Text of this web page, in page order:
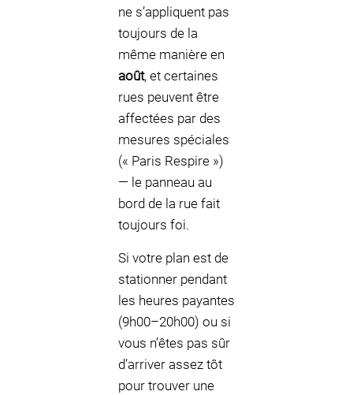
ne s’appliquent pas
toujours de la
même manière en
août, et certaines
rues peuvent être
affectées par des
mesures spéciales
(« Paris Respire »)
— le panneau au
bord de la rue fait
toujours foi.
Si votre plan est de
stationner pendant
les heures payantes
(9h00–20h00) ou si
vous n’êtes pas sûr
d’arriver assez tôt
pour trouver une